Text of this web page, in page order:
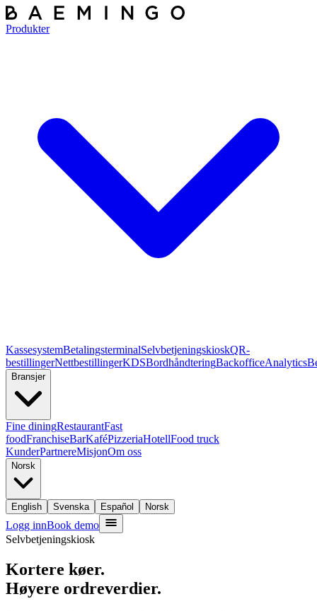
Produkter
KassesystemBetalingsterminalSelvbetjeningskioskQR-
bestillingerNettbestillingerKDSBordhåndteringBackofficeAnalytics
Bransjer
Fine diningRestaurantFast
foodFranchiseBarKaféPizzeriaHotellFood truck
KunderPartnereMisjonOm oss
Norsk
English Svenska Español Norsk
Logg innBook demo
Selvbetjeningskiosk
Kortere køer.
Høyere ordreverdier.